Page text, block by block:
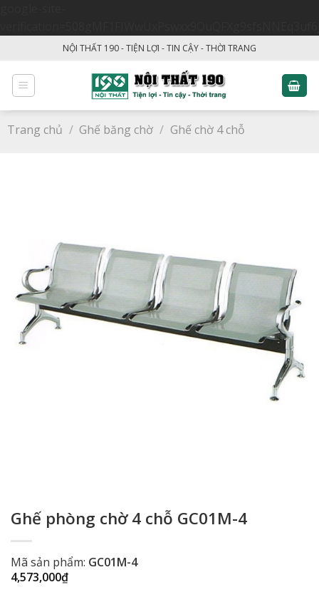
content
NỘI THẤT 190 - TIỆN LỢI - TIN CẬY - THỜI TRANG
Trang chủ / Ghế băng chờ / Ghế chờ 4 chỗ
Ghế phòng chờ 4 chỗ GC01M-4
Mã sản phẩm: GC01M-4
4,573,000₫